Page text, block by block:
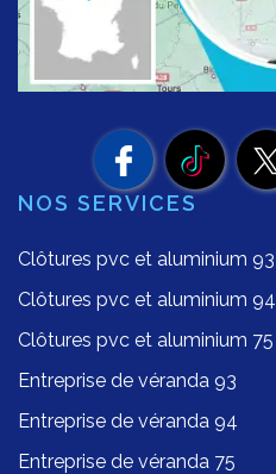
NOS SERVICES
Clôtures pvc et aluminium 93
Clôtures pvc et aluminium 94
Clôtures pvc et aluminium 75
Entreprise de véranda 93
Entreprise de véranda 94
Entreprise de véranda 75